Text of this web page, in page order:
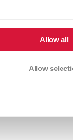
Allow all
Allow